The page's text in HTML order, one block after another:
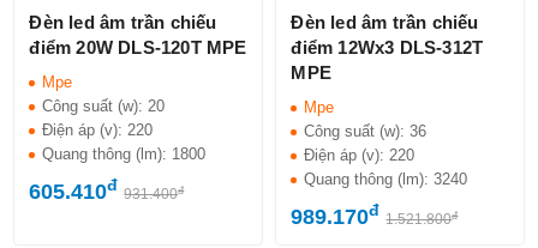
Đèn led âm trần chiếu
điểm 20W DLS-120T MPE
Mpe
Công suất (w):20
Điện áp (v):220
Quang thông (lm): 1800
605.410đ 931.400đ
Đèn led âm trần chiếu
điểm 12Wx3 DLS-312T
MPE
Mpe
Công suất (w):36
Điện áp (v):220
Quang thông (lm):3240
989.170đ 1.521.800đ